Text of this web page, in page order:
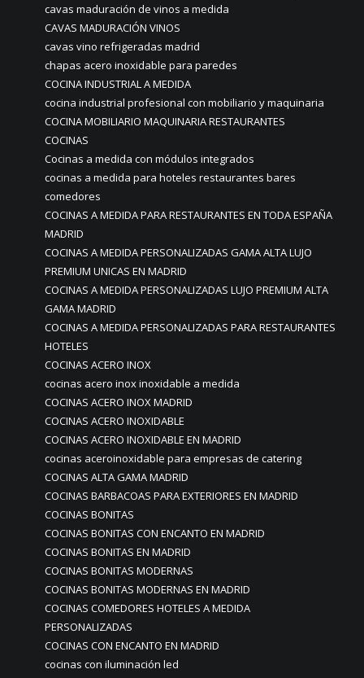
cavas maduración de vinos a medida
CAVAS MADURACIÓN VINOS
cavas vino refrigeradas madrid
chapas acero inoxidable para paredes
COCINA INDUSTRIAL A MEDIDA
cocina industrial profesional con mobiliario y maquinaria
COCINA MOBILIARIO MAQUINARIA RESTAURANTES
COCINAS
Cocinas a medida con módulos integrados
cocinas a medida para hoteles restaurantes bares
comedores
COCINAS A MEDIDA PARA RESTAURANTES EN TODA ESPAÑA
MADRID
COCINAS A MEDIDA PERSONALIZADAS GAMA ALTA LUJO
PREMIUM UNICAS EN MADRID
COCINAS A MEDIDA PERSONALIZADAS LUJO PREMIUM ALTA
GAMA MADRID
COCINAS A MEDIDA PERSONALIZADAS PARA RESTAURANTES
HOTELES
COCINAS ACERO INOX
cocinas acero inox inoxidable a medida
COCINAS ACERO INOX MADRID
COCINAS ACERO INOXIDABLE
COCINAS ACERO INOXIDABLE EN MADRID
cocinas aceroinoxidable para empresas de catering
COCINAS ALTA GAMA MADRID
COCINAS BARBACOAS PARA EXTERIORES EN MADRID
COCINAS BONITAS
COCINAS BONITAS CON ENCANTO EN MADRID
COCINAS BONITAS EN MADRID
COCINAS BONITAS MODERNAS
COCINAS BONITAS MODERNAS EN MADRID
COCINAS COMEDORES HOTELES A MEDIDA
PERSONALIZADAS
COCINAS CON ENCANTO EN MADRID
cocinas con iluminación led